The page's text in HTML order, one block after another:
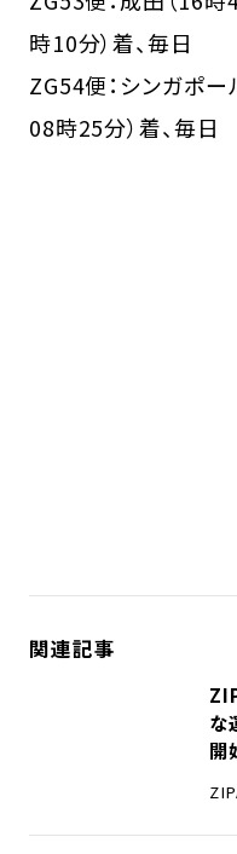
時10分）着、毎日
ZG54便：シンガポ
08時25分）着、毎日
関連記事
な
開